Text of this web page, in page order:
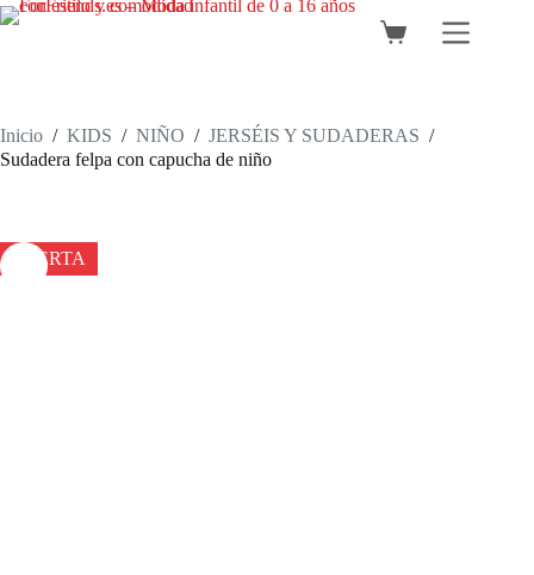
Saltar
al
Carro
Inicio / KIDS / NIÑO / JERSÉIS Y SUDADERAS /
Sudadera felpa con capucha de niño
OFERTA